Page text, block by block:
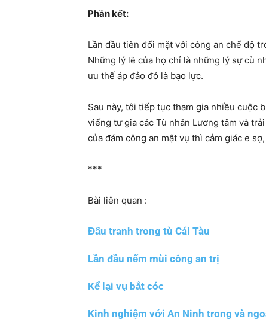
Phần kết:
Lần đầu tiên đối mặt với công an chế độ
Những lý lẽ của họ chỉ là những lý sự cù
ưu thế áp đảo đó là bạo lực.
Sau này, tôi tiếp tục tham gia nhiều cuộc
viếng tư gia các Tù nhân Lương tâm và
của đám công an mật vụ thì cảm giác e
***
Bài liên quan :
Đấu tranh trong tù Cái Tàu
Lần đầu nếm mùi công an trị
Kể lại vụ bắt cóc
Kinh nghiệm với An Ninh trong và